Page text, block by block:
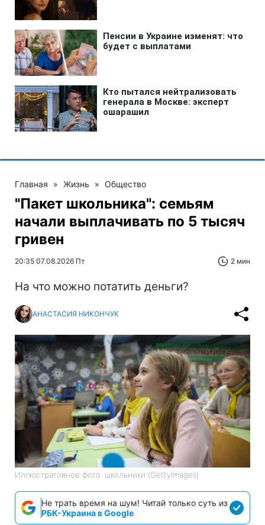
Главная » Жизнь » Общество
"Пакет школьника": семьям
начали выплачивать по 5 тысяч
гривен
20:35 07.08.2026 Пт 2 мин
На что можно потатить деньги?
АНАСТАСИЯ НИКОНЧУК
Иллюстративное фото: школьники (GettyImages)
Не трать время на шум! Читай только суть из
РБК-Украина в Google